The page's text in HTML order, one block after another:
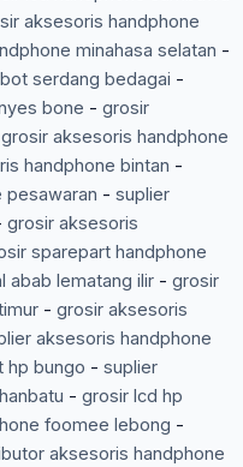
aksesoris handphone
minahasa selatan -
serdang bedagai -
bone - grosir
grosir aksesoris handphone
handphone bintan -
pesawaran - suplier
grosir aksesoris
sparepart handphone
abab lematang ilir- grosir
- grosir aksesoris
aksesoris handphone
hp bungo - suplier
- grosir lcd hp
foomee lebong -
aksesoris handphone